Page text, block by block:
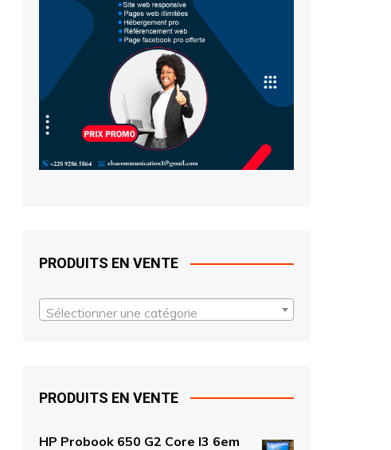
PRODUITS EN VENTE
Sélectionner une catégorie
PRODUITS EN VENTE
HP Probook 650 G2 Core I3 6em